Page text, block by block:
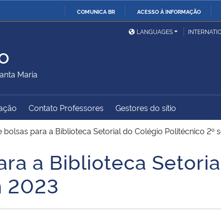
COMUNICA BR ACESSO À INFORMAÇÃO
Ministério da Defesa
Ministério das Relações
Exteriores
Ministério do
Desenvolvimento Regional
Controladoria-Geral da
União
Advocacia-Geral da União Banco Central do Brasil
LANGUAGES
Maria
Contato Professores Gestores do sítio
bolsas para a Biblioteca Setorial do Colégio Politécnico 2º
a Biblioteca
2023